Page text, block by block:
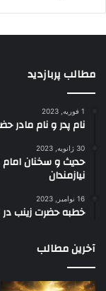
مطالب پربازدید
1 فوریه, 2023
نام پدر و نام مادر
30 ژانویه, 2023
حدیث و سخنان
نیازمندان
16 نوامبر, 2023
خطبه حضرت زینب
آخرین مطالب